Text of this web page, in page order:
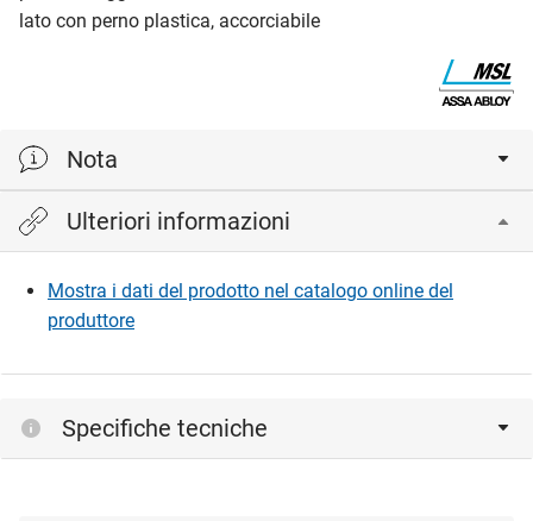
lato con perno plastica, accorciabile
Nota
Protezione antincendio ai sensi della norma EN 1634-1
Ulteriori informazioni
Mostra i dati del prodotto nel catalogo online del
produttore
Specifiche tecniche